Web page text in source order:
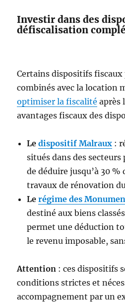
Investir dans des
défiscalisation
Certains dispositifs fiscaux
combinés avec la location
optimiser la fiscalité après
avantages fiscaux des
Ledispositif Malraux :
situés dans des
de déduire jusqu’à 30
travaux de rénovation
Lerégime des
destiné aux biens
permet une déduction
le revenu imposable,
Attention : ces dispositifs
conditions strictes et
accompagnement par un